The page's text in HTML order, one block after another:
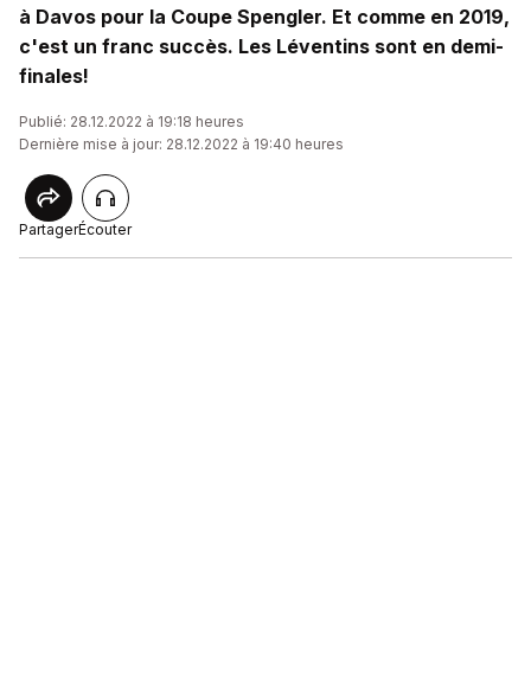
à Davos pour la Coupe Spengler. Et comme en 2019,
c'est un franc succès. Les Léventins sont en demi-
finales!
Publié: 28.12.2022 à 19:18 heures
Dernière mise à jour: 28.12.2022 à 19:40 heures
PartagerÉcouter